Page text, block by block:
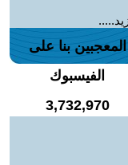
المعجبين بنا على
الفيسبوك
3,732,970